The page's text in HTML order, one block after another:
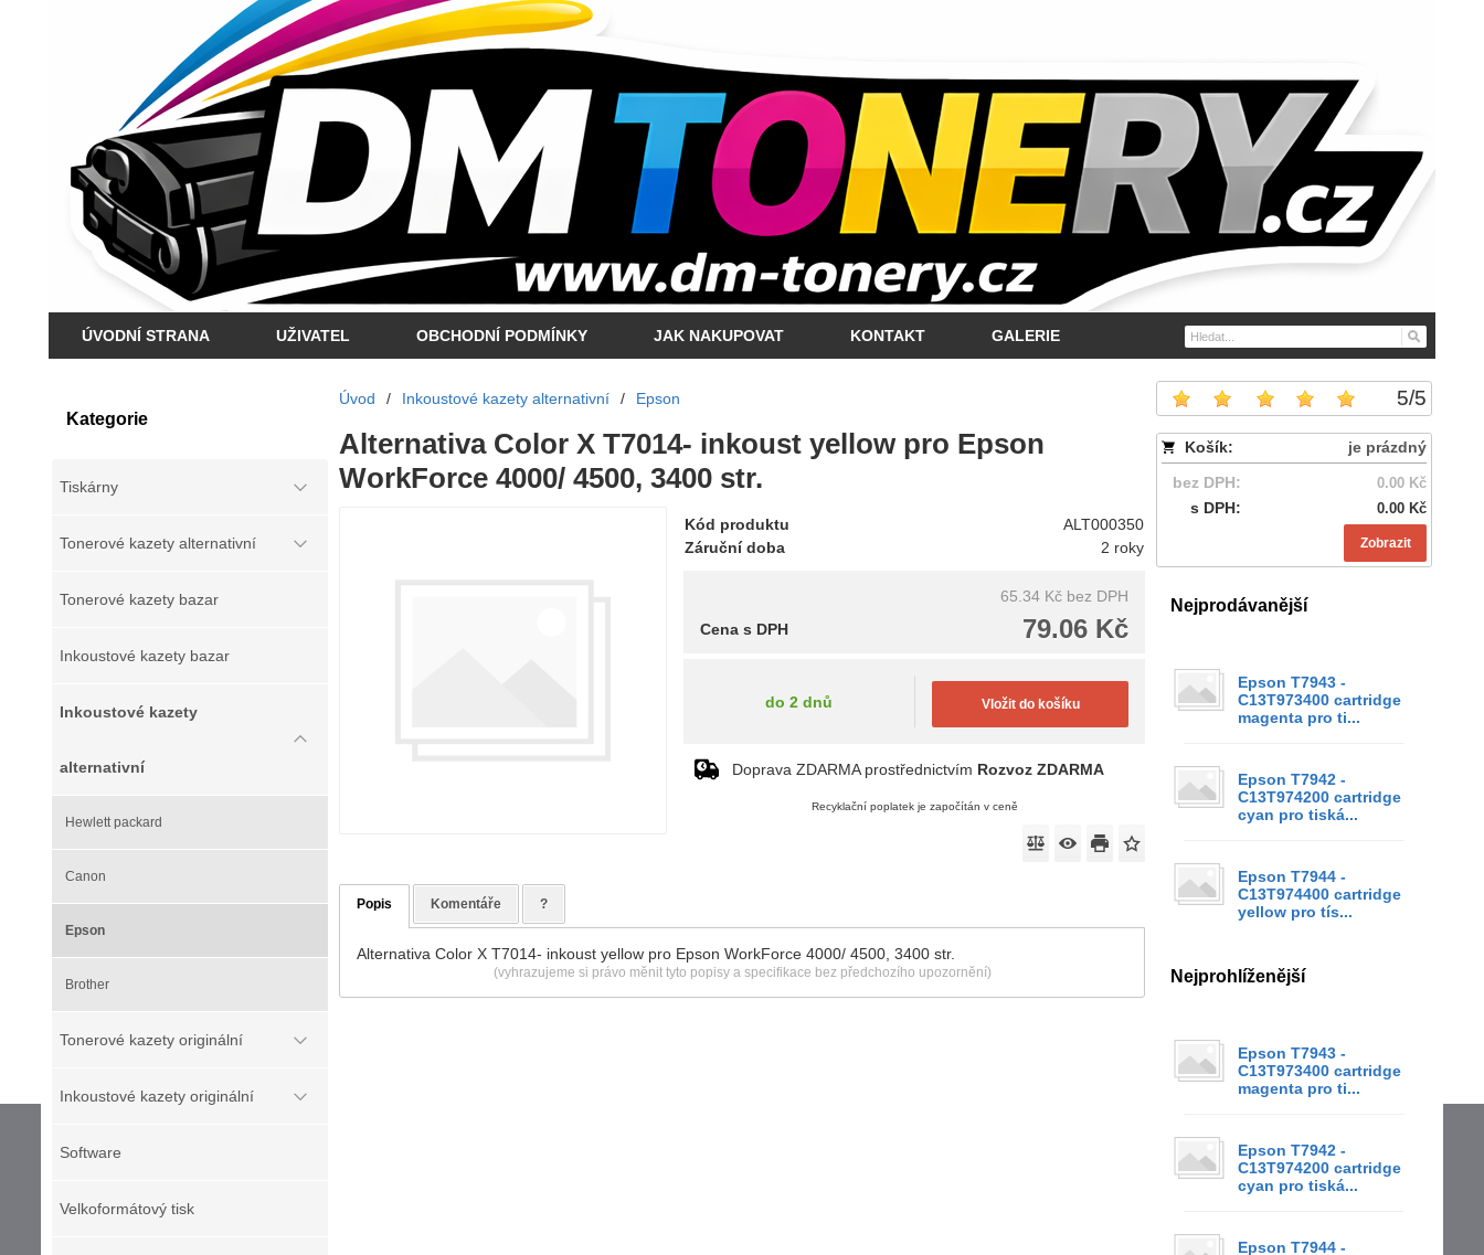
ÚVODNÍ STRANA UŽIVATEL OBCHODNÍ PODMÍNKY JAK NAKUPOVAT KONTAKT GALERIE
Kategorie
Tiskárny
Tonerové kazety alternativní
Tonerové kazety bazar
Inkoustové kazety bazar
Inkoustové kazety
alternativní
Hewlett packard
Canon
Epson
Brother
Tonerové kazety originální
Inkoustové kazety originální
Software
Velkoformátový tisk
5/5
Košík:
je prázdný
bez DPH:
0.00 Kč
s DPH: 0.00 Kč
Zobrazit
Nejprodávanější
Epson T7943 -
C13T973400 cartridge
magenta pro ti...
Epson T7942 -
C13T974200 cartridge
cyan pro tiská...
Epson T7944 -
C13T974400 cartridge
yellow pro tís...
Nejprohlíženější
Epson T7943 -
C13T973400 cartridge
magenta pro ti...
Epson T7942 -
C13T974200 cartridge
cyan pro tiská...
Epson T7944 -
Úvod / Inkoustové kazety alternativní / Epson
Alternativa Color X T7014- inkoust yellow pro Epson
WorkForce 4000/ 4500, 3400 str.
Kód produktu
ALT000350
Záruční doba
2 roky
65.34 Kč bez DPH
79.06 Kč
Cena s DPH
do 2 dnů Vložit do košíku
Doprava ZDARMA prostřednictvím Rozvoz ZDARMA
Recyklační poplatek je započítán v ceně
Popis Komentáře ?
Alternativa Color X T7014- inkoust yellow pro Epson WorkForce 4000/ 4500, 3400 str.
(vyhrazujeme si právo měnit tyto popisy a specifikace bez předchozího upozornění)